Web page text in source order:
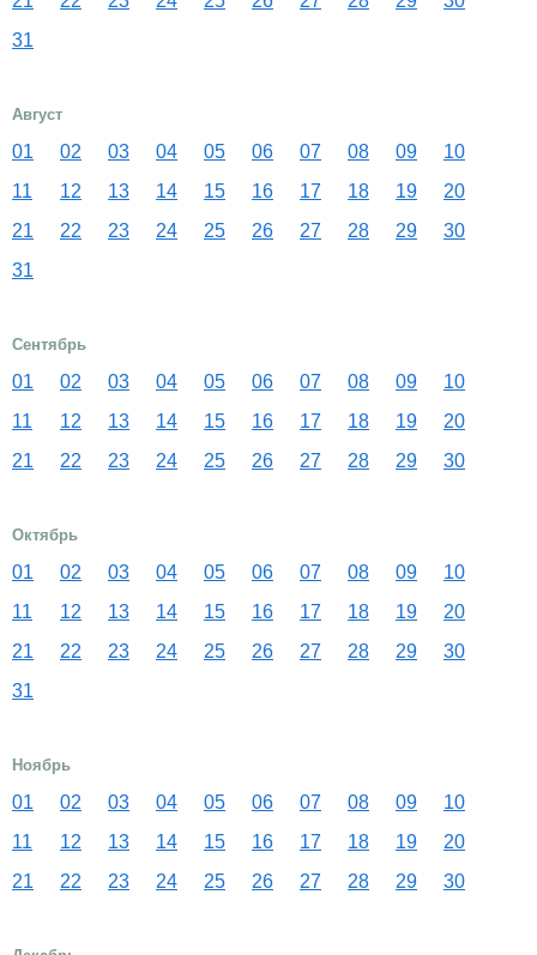
31
Август
01 02 03 04 05 06 07 08 09
10
11
12 13 14 15 16 17 18 19
20
21
22 23 24 25 26 27 28 29
30
31
Сентябрь
01 02 03 04 05 06 07 08 09
10
11
12 13 14 15 16 17 18 19
20
21
22 23 24 25 26 27 28 29 30
Октябрь
01 02 03 04 05 06 07 08 09
10
11
12 13 14 15 16 17 18 19
20
21
22 23 24 25 26 27 28 29
30
31
Ноябрь
01 02 03 04 05 06 07 08 09
10
11
12 13 14 15 16 17 18 19
20
21
22 23 24 25 26 27 28 29 30